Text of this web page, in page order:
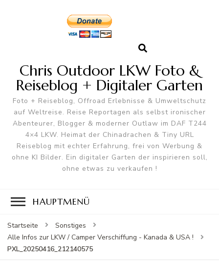
Chris Outdoor LKW Foto &
Reiseblog + Digitaler Garten
Foto + Reiseblog, Offroad Erlebnisse & Umweltschutz
auf Weltreise. Reise Reportagen als selbst ironischer
Abenteurer, Blogger & moderner Outlaw im DAF T244
4×4 LKW. Heimat der Chinadrachen & Tiny URL
Reiseblog mit echter Erfahrung, frei von Werbung &
ohne KI Bilder. Ein digitaler Garten der inspirieren soll,
ohne etwas zu verkaufen !
HAUPTMENÜ
Startseite
Sonstiges
Alle Infos zur LKW / Camper Verschiffung - Kanada & USA !
PXL_20250416_212140575